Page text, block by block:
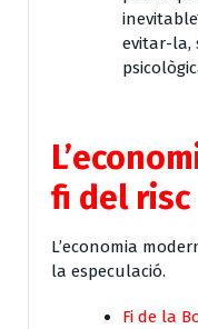
evitar-la,
fi del risc
L’economia
la especulació.
Fi de la